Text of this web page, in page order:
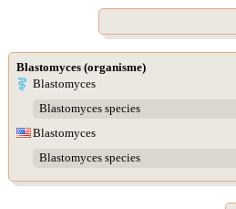
Blastomyces (organisme)
Blastomyces
Blastomyces species
Blastomyces
Blastomyces species